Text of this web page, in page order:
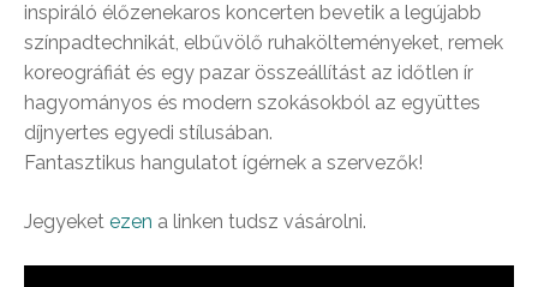
inspiráló élőzenekaros koncerten bevetik a legújabb
színpadtechnikát, elbűvölő ruhakölteményeket, remek
koreográfiát és egy pazar összeállítást az időtlen ír
hagyományos és modern szokásokból az együttes
díjnyertes egyedi stílusában.
Fantasztikus hangulatot ígérnek a szervezők!
Jegyeket ezen a linken tudsz vásárolni.